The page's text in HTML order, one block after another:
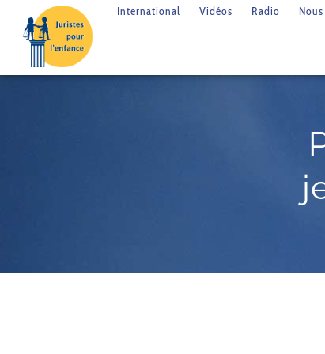
International Vidéos Radio